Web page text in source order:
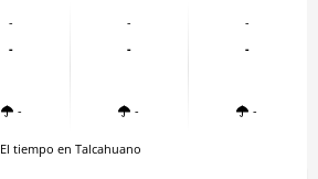
-
-
-
-
-
-
-
-
-
El tiempo en Talcahuano